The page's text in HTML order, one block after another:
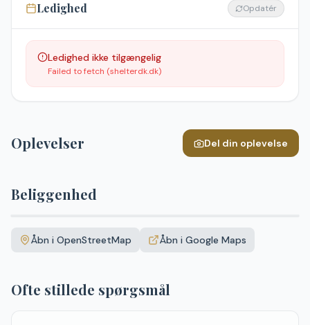
Ledighed Opdatér
Ledighed ikke tilgængelig
Failed to fetch (shelterdk.dk)
Oplevelser Del din oplevelse
Beliggenhed
+Åbn i OpenStreetMap Åbn i Google Maps
Ofte stillede spørgsmål